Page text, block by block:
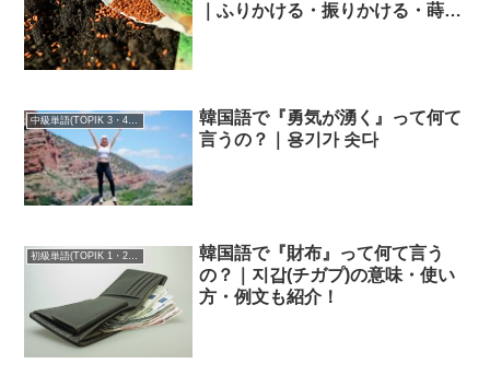
｜ふりかける・振りかける・蒔
中級単語(TOPIK 3・4級)
韓国語で『勇気が湧く』って何て
言うの？｜용기가 솟다
初級単語(TOPIK 1・2級)
韓国語で『財布』って何て言う
の？｜지갑(チガプ)の意味・使い
方・例文も紹介！